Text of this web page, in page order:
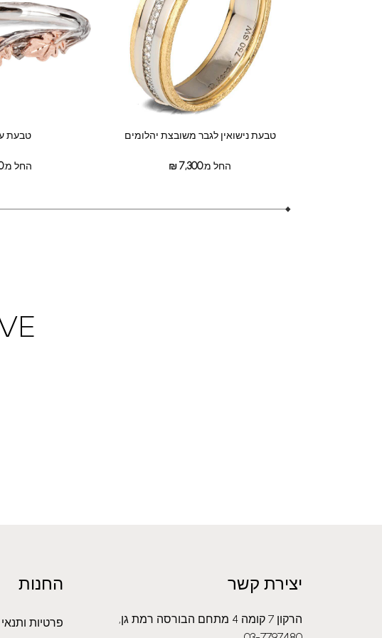
טבעת נישואין לגבר משובצת יהלומים
החל מ: ₪7,300
טבעת
החל מ:
יצירת קשר
הרקון 7 קומה 4 מתחם הבורסה רמת גן,
החנות
פרטיות